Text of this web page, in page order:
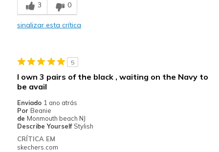
Comfortable
Casual Wear
Travel
Width
Sizing
Feels true to size
Shoes are for Wearing
3 0
sinalizar esta crítica
5
I own 3 pairs of the black , waiting on the Navy to
be avail
Enviado 1 ano atrás
Por Beanie
de Monmouth beach NJ
Describe Yourself Stylish
CRÍTICA EM
skechers.com